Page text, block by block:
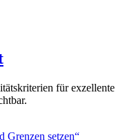
für exzellente